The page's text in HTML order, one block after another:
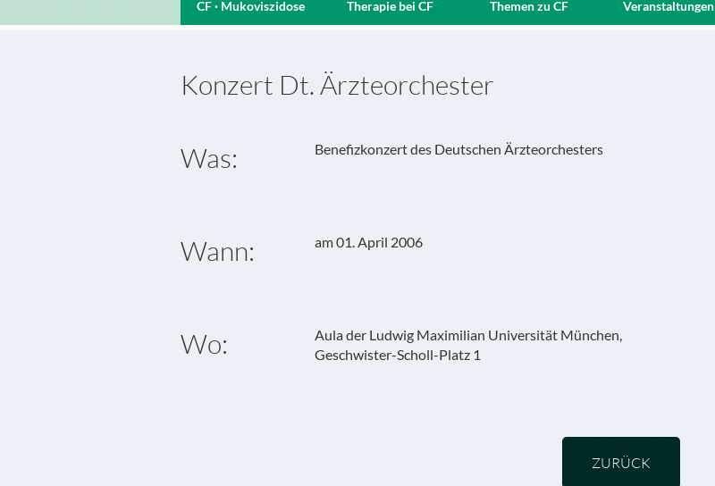
CF · Mukoviszidose Therapie bei CF Themen zu CF Veranstaltungen
Konzert Dt. Ärzteorchester
Was: Benefizkonzert des Deutschen Ärzteorchesters
Wann: am 01. April 2006
Wo:
Aula der Ludwig Maximilian Universität München,
Geschwister-Scholl-Platz 1
ZURÜCK